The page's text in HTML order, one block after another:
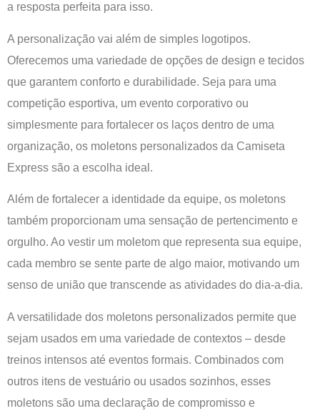
a resposta perfeita para isso.
A personalização vai além de simples logotipos.
Oferecemos uma variedade de opções de design e tecidos
que garantem conforto e durabilidade. Seja para uma
competição esportiva, um evento corporativo ou
simplesmente para fortalecer os laços dentro de uma
organização, os moletons personalizados da Camiseta
Express são a escolha ideal.
Além de fortalecer a identidade da equipe, os moletons
também proporcionam uma sensação de pertencimento e
orgulho. Ao vestir um moletom que representa sua equipe,
cada membro se sente parte de algo maior, motivando um
senso de união que transcende as atividades do dia-a-dia.
A versatilidade dos moletons personalizados permite que
sejam usados em uma variedade de contextos – desde
treinos intensos até eventos formais. Combinados com
outros itens de vestuário ou usados sozinhos, esses
moletons são uma declaração de compromisso e